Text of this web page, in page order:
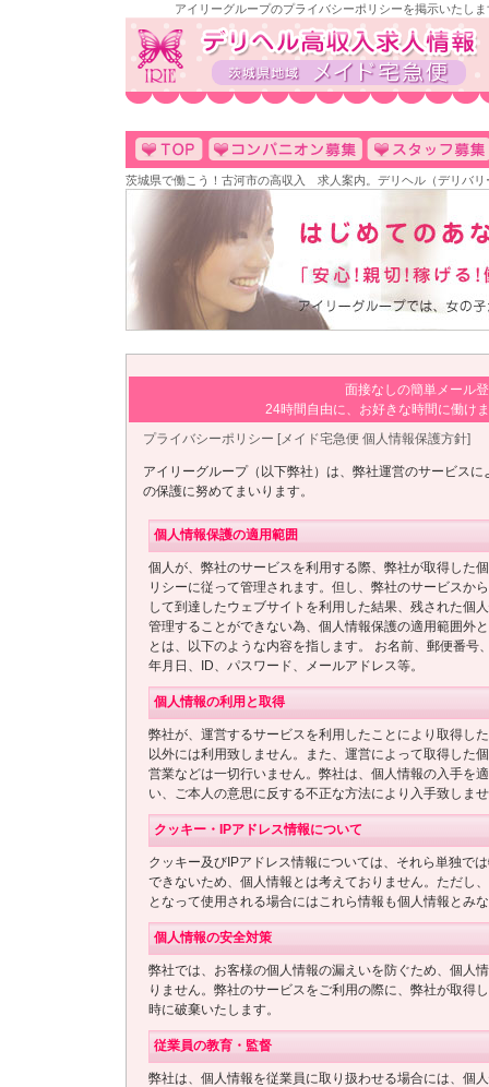
アイリーグループのプライバシーポリシーを掲示いたし
茨城県で働こう！古河市の高収入 求人案内。デリヘル（デリバリ
面接なしの簡単メール
24時間自由に、お好きな時間に働け
プライバシーポリシー [メイド宅急便 個人情報保護方針]
アイリーグループ（以下弊社）は、弊社運営のサービス
の保護に努めてまいります。
個人情報保護の適用範囲
個人が、弊社のサービスを利用する際、弊社が取得した
リシーに従って管理されます。但し、弊社のサービスか
して到達したウェブサイトを利用した結果、残された個
管理することができない為、個人情報保護の適用範囲外
とは、以下のような内容を指します。 お名前、郵便番号
年月日、ID、パスワード、メールアドレス等。
個人情報の利用と取得
弊社が、運営するサービスを利用したことにより取得し
以外には利用致しません。また、運営によって取得した
営業などは一切行いません。弊社は、個人情報の入手を
い、ご本人の意思に反する不正な方法により入手致しま
クッキー・IPアドレス情報について
クッキー及びIPアドレス情報については、それら単独で
できないため、個人情報とは考えておりません。ただし
となって使用される場合にはこれら情報も個人情報とみ
個人情報の安全対策
弊社では、お客様の個人情報の漏えいを防ぐため、個人
りません。弊社のサービスをご利用の際に、弊社が取得
時に破棄いたします。
従業員の教育・監督
弊社は、個人情報を従業員に取り扱わせる場合には、個